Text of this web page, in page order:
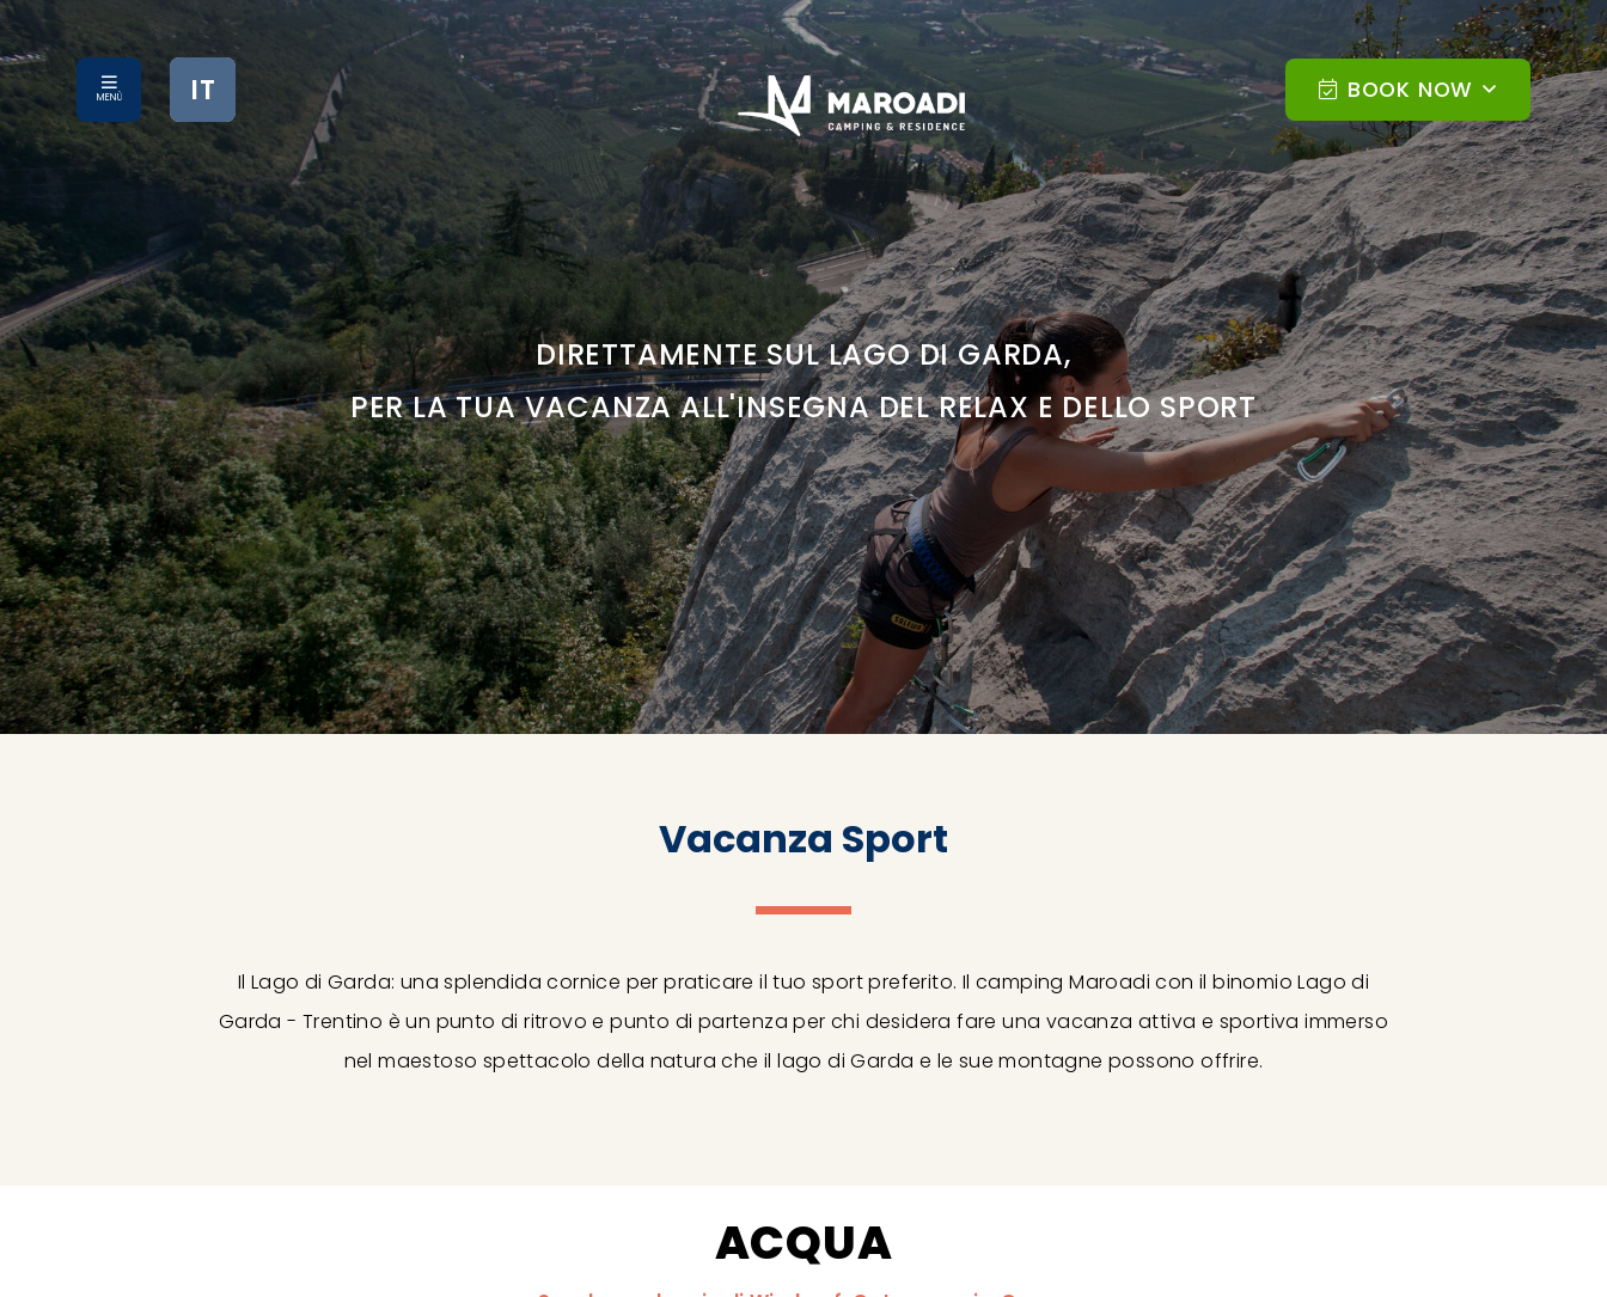
MENÙ IT BOOK NOW
DIRETTAMENTE SUL LAGO DI GARDA,
PER LA TUA VACANZA ALL'INSEGNA DEL RELAX E DELLO SPORT
Vacanza Sport
Il Lago di Garda: una splendida cornice per praticare il tuo sport preferito. Il camping Maroadi con il binomio Lago di
Garda - Trentino è un punto di ritrovo e punto di partenza per chi desidera fare una vacanza attiva e sportiva immerso
nel maestoso spettacolo della natura che il lago di Garda e le sue montagne possono offrire.
ACQUA